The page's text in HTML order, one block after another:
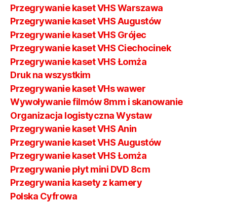
Przegrywanie kaset VHS Warszawa
Przegrywanie kaset VHS Augustów
Przegrywanie kaset VHS Grójec
Przegrywanie kaset VHS Ciechocinek
Przegrywanie kaset VHS Łomża
Druk na wszystkim
Przegrywanie kaset VHs wawer
Wywoływanie filmów 8mm i skanowanie
Organizacja logistyczna Wystaw
Przegrywanie kaset VHS Anin
Przegrywanie kaset VHS Augustów
Przegrywanie kaset VHS Łomża
Przegrywanie płyt mini DVD 8cm
Przegrywania kasety z kamery
Polska Cyfrowa